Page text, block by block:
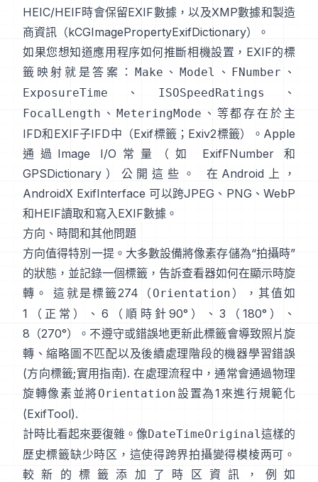
HEIC/HEIF時會保留EXIF數據，以及XMP數據和製造
商資訊（kCGImagePropertyExifDictionary）。
如果您想知道應用程序如何推斷相機設置，EXIF的標
籤映射就是答案： Make 、 Model 、 FNumber 、
ExposureTime 、 ISOSpeedRatings 、
FocalLength 、 MeteringMode 、等都存在於主
IFD和EXIF子IFD中（Exif標籤 ； Exiv2標籤）。Apple
通過Image I/O常量（如
ExifFNumber
和
GPSDictionary ）公開這些。 在Android上，
AndroidX ExifInterface 可以跨JPEG、PNG、WebP
和HEIF讀取和寫入EXIF數據。
方向、時間和其他問題
方向值得特別一提。大多數設備將像素存儲為“拍攝時”
的狀態，並記錄一個標籤，告訴查看器如何在顯示時旋
轉。 這就是標籤274（ Orientation ），其值如
1（正常）、6（順時針90°）、3（180°）、
8（270°）。不遵守或錯誤地更新此標籤會導致照片旋
轉、縮略圖不匹配以及後續處理階段的機器學習錯誤
(方向標籤;實用指南). 在處理流程中，通常會通過物理
旋轉像素並將Orientation設置為1來進行規範化
(ExifTool).
計時比看起來要復雜。像DateTimeOriginal這樣的
歷史標籤缺少時区，這使得跨界拍攝變得模棱两可。
較新的標籤添加了時区資訊，例如